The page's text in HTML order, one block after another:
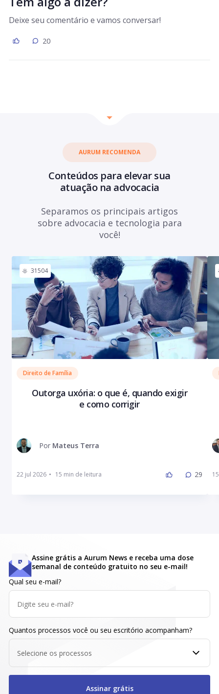
Deixe seu comentário e vamos conversar!
20
AURUM RECOMENDA
Conteúdos para elevar sua
atuação na advocacia
Separamos os principais artigos
sobre advocacia e tecnologia para
você!
31504
Direito de Família
Outorga uxória: o que é, quando exigir
e como corrigir
Por Mateus Terra
22 jul 2026 • 29
Assine grátis a Aurum News e receba uma dose
semanal de conteúdo gratuito no seu e-mail!
Qual seu e-mail?
Quantos processos você ou seu escritório acompanham?
Selecione os processos
Assinar grátis